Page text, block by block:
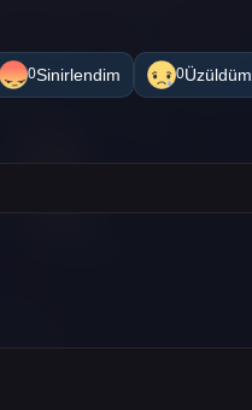
0Sinirlendim 0Üzüldüm